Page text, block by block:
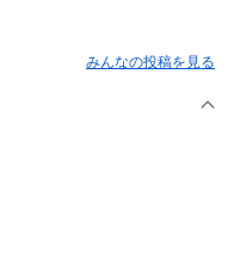
みんなの投稿を見る